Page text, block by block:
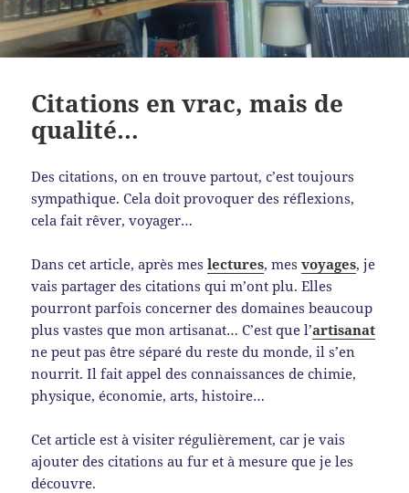
Citations en vrac, mais de
qualité…
Des citations, on en trouve partout, c’est toujours
sympathique. Cela doit provoquer des réflexions,
cela fait rêver, voyager…
Dans cet article, après meslectures, mesvoyages, je
vais partager des citations qui m’ont plu. Elles
pourront parfois concerner des domaines beaucoup
plus vastes que mon artisanat… C’est que l’artisanat
ne peut pas être séparé du reste du monde, il s’en
nourrit. Il fait appel des connaissances de chimie,
physique, économie, arts, histoire…
Cet article est à visiter régulièrement, car je vais
ajouter des citations au fur et à mesure que je les
découvre.